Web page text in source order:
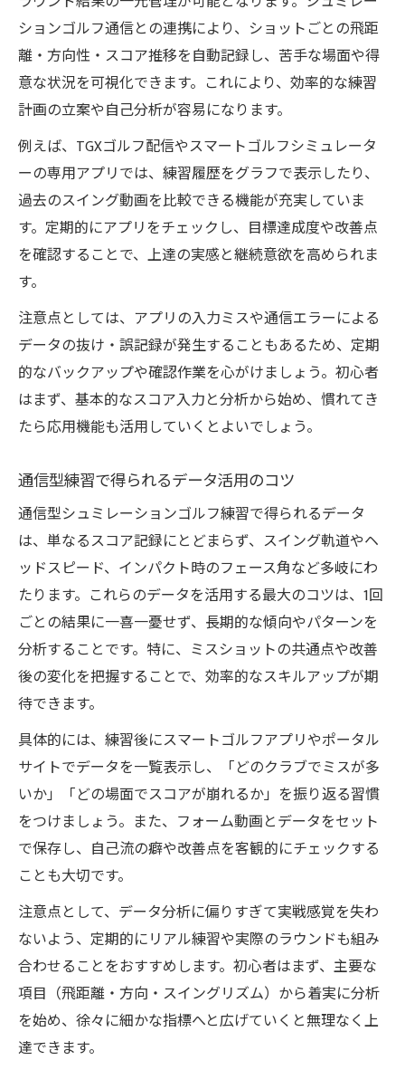
ションゴルフ通信との連携により、ショットごとの飛距
離・方向性・スコア推移を自動記録し、苦手な場面や得
意な状況を可視化できます。これにより、効率的な練習
計画の立案や自己分析が容易になります。
例えば、TGXゴルフ配信やスマートゴルフシミュレータ
ーの専用アプリでは、練習履歴をグラフで表示したり、
過去のスイング動画を比較できる機能が充実していま
す。定期的にアプリをチェックし、目標達成度や改善点
を確認することで、上達の実感と継続意欲を高められま
す。
注意点としては、アプリの入力ミスや通信エラーによる
データの抜け・誤記録が発生することもあるため、定期
的なバックアップや確認作業を心がけましょう。初心者
はまず、基本的なスコア入力と分析から始め、慣れてき
たら応用機能も活用していくとよいでしょう。
通信型練習で得られるデータ活用のコツ
通信型シュミレーションゴルフ練習で得られるデータ
は、単なるスコア記録にとどまらず、スイング軌道やヘ
ッドスピード、インパクト時のフェース角など多岐にわ
たります。これらのデータを活用する最大のコツは、1回
ごとの結果に一喜一憂せず、長期的な傾向やパターンを
分析することです。特に、ミスショットの共通点や改善
後の変化を把握することで、効率的なスキルアップが期
待できます。
具体的には、練習後にスマートゴルフアプリやポータル
サイトでデータを一覧表示し、「どのクラブでミスが多
いか」「どの場面でスコアが崩れるか」を振り返る習慣
をつけましょう。また、フォーム動画とデータをセット
で保存し、自己流の癖や改善点を客観的にチェックする
ことも大切です。
注意点として、データ分析に偏りすぎて実戦感覚を失わ
ないよう、定期的にリアル練習や実際のラウンドも組み
合わせることをおすすめします。初心者はまず、主要な
項目（飛距離・方向・スイングリズム）から着実に分析
を始め、徐々に細かな指標へと広げていくと無理なく上
達できます。